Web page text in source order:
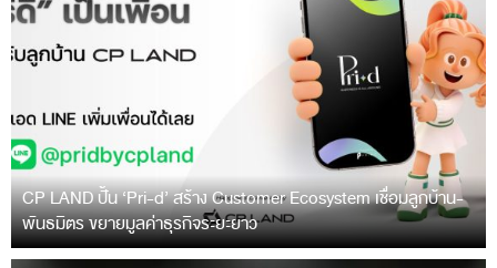
CP LAND ปั้น ‘Pri-d’ สร้าง Customer Ecosystem เชื่อมลูกบ้าน-
พันธมิตร ขยายมูลค่าธุรกิจระยะยาว